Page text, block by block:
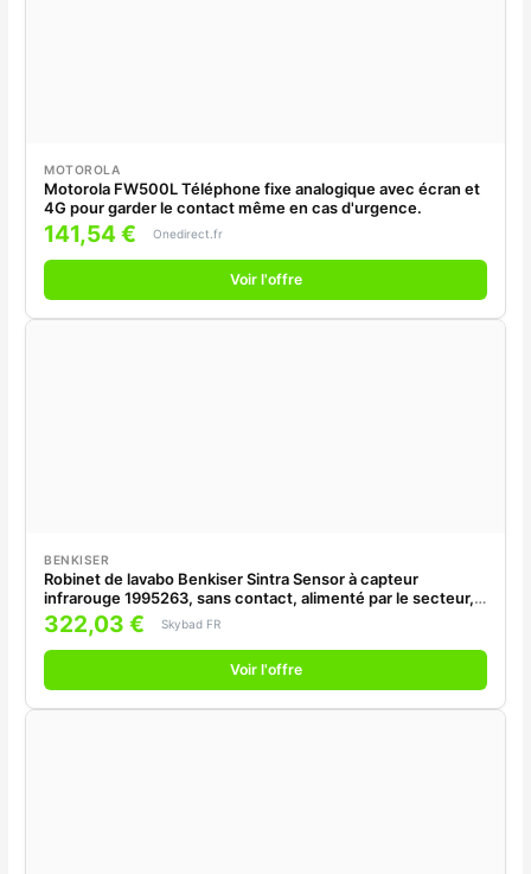
MOTOROLA
Motorola FW500L Téléphone fixe analogique avec écran et
4G pour garder le contact même en cas d'urgence.
141,54 € Onedirect.fr
Voir l'offre
BENKISER
Robinet de lavabo Benkiser Sintra Sensor à capteur
infrarouge 1995263, sans contact, alimenté par le secteur,
sans mitigeur, chromé
322,03 € Skybad FR
Voir l'offre